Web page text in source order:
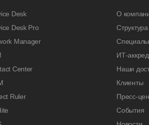
Desk
Desk Pro
Manager
Center
Ruler
О
Структура
ИТ-
Наши
Клиенты
Пресс-
События